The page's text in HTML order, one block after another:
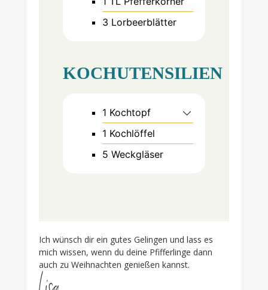
3 Lorbeerblätter
KOCHUTENSILIEN
1 Kochtopf
1 Kochlöffel
5 Weckgläser
Ich wünsch dir ein gutes Gelingen und lass es
mich wissen, wenn du deine Pfifferlinge dann
auch zu Weihnachten genießen kannst.